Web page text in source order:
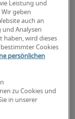
Director bei
wie Sie
Leistung und
Wir geben
auch an
und Analysen
haben, wird dieses
Cookies
persönlichen
zu Cookies und
in unserer